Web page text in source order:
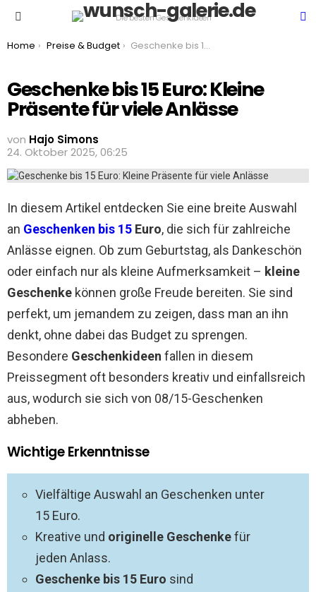
Die besten Geschenkideen
You are here:
Home Preise & Budget Geschenke bis 15 Euro: Kleine Präsente für viele Anlässe
Geschenke bis 15 Euro: Kleine
Präsente für viele Anlässe
von Hajo Simons
24. Oktober 2025, 06:25
In diesem Artikel entdecken Sie eine breite Auswahl
an Geschenken bis 15 Euro, die sich für zahlreiche
Anlässe eignen. Ob zum Geburtstag, als Dankeschön
oder einfach nur als kleine Aufmerksamkeit – kleine
Geschenke können große Freude bereiten. Sie sind
perfekt, um jemandem zu zeigen, dass man an ihn
denkt, ohne dabei das Budget zu sprengen.
Besondere Geschenkideen fallen in diesem
Preissegment oft besonders kreativ und einfallsreich
aus, wodurch sie sich von 08/15-Geschenken
abheben.
Wichtige Erkenntnisse
Vielfältige Auswahl an Geschenken unter
15 Euro.
Kreative und originelle Geschenkefür
jeden Anlass.
Geschenke bis 15 Euro sind